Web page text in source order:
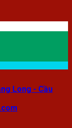
Long - Cầu